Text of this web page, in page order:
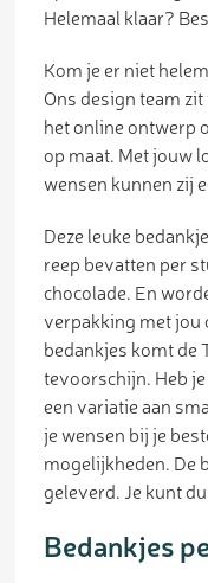
Helemaal klaar?
Kom je er niet
Ons design team
het online ontwerp
op maat. Met jouw
wensen kunnen zij
Deze leuke
reep bevatten per
chocolade. En
verpakking met jou
bedankjes komt de
tevoorschijn. Heb
een variatie aan
je wensen bij je
mogelijkheden. De
geleverd. Je kunt
Bedankjes